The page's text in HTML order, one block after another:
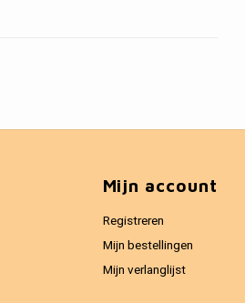
Mijn account
Registreren
Mijn bestellingen
Mijn verlanglijst